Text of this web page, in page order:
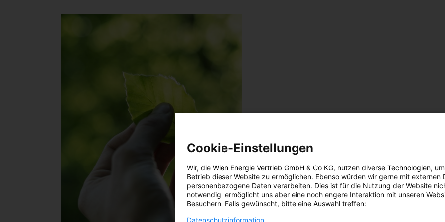
Cookie-Einstellungen
Wir, die Wien Energie Vertrieb GmbH & Co KG, nutzen diverse Technologien,
Betrieb dieser Website zu ermöglichen. Ebenso würden wir gerne mit externen
personenbezogene Daten verarbeiten. Dies ist für die Nutzung der Website
notwendig, ermöglicht uns aber eine noch engere Interaktion mit unseren
Besuchern. Falls gewünscht, bitte eine Auswahl treffen:
Datenschutzinformation